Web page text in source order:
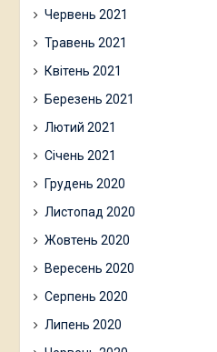
Червень 2021
Травень 2021
Квітень 2021
Березень 2021
Лютий 2021
Січень 2021
Грудень 2020
Листопад 2020
Жовтень 2020
Вересень 2020
Серпень 2020
Липень 2020